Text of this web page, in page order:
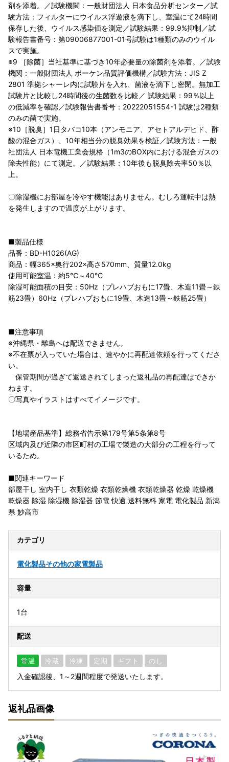
剤を添着。／試験機関：一般財団法人 日本食品分析センター／試
験方法：フィルターにウイルス浮遊液を滴下し、室温にて24時間
保存した後、ウイルス感染価を測定／試験結果：99.9%抑制／試
験報告書番号：第09006877001-01号試験は1種類のみのウイル
スで実施。
※9 ［除菌］当社基準に基づき10年必要量の除菌剤を添着。／試験
機関：一般財団法人 ボーケン品質評価機構／試験方法：JIS Z
2801 準拠シャーレ内に試験片を入れ、菌液を滴下し密閉。無加工
試験片と比較し24時間後の生菌数を比較／ 試験結果：99％以上
の低減率を確認／試験報告書番号：20222051554-1 試験は2種類
のみの菌で実施。
※10［脱臭］1日タバコ10本（アンモニア、アセトアルデヒド、酢
酸の混合ガス）、10年相当分の脱臭効果を検証／試験方法：一般
社団法人 日本電機工業会規格（1m3のBOX内における混合ガスの
除去性能）にて測定。／試験結果：10年後も脱臭除去率50％以
上。
〇除湿機にお部屋を冷やす機能はありません。むしろ運転中は熱
を発生しますので温度が上がります。
■製品仕様
品番：BD-H1026(AG)
商品：幅365×奥行202×高さ570mm、質量12.0kg
使用可能室温：約5℃～40℃
除湿可能面積の目安：50Hz（プレハブおもに17畳、木造11畳～鉄
筋23畳）60Hz（プレハブおもに19畳、木造13畳～鉄筋25畳）
■注意事項
※沖縄県・離島へは配送できません。
※不在票が入っていた場合は、速やかに再配達依頼を行ってくださ
い。
保管期間が過ぎて返送されてしまった返礼品の再配達はできか
ねます。
〇写真やイラストはすべてイメージです。
【地場産品基準】総務省告示第179号第5条第8号
区域内及び近隣の市区町村の工場で製造の大部分の工程を行って
いるため。
■関連キーワード
部屋干し 室内干し 衣類乾燥 衣類乾燥機 衣類乾燥器 乾燥 乾燥機
乾燥器 除湿 除湿機 除湿器 節電 快適 送料無料 家電 電化製品 新潟
県 妙高市
カテゴリ
電化製品その他の家電製品
容量
1台
配送
常温 冷蔵 冷凍 定期 ギフト のし
入金確認後、1～2週間程度で発送いたします。
返礼品画像